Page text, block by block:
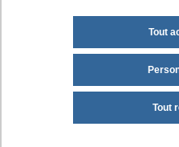
Tout
Tout
Mentions légales